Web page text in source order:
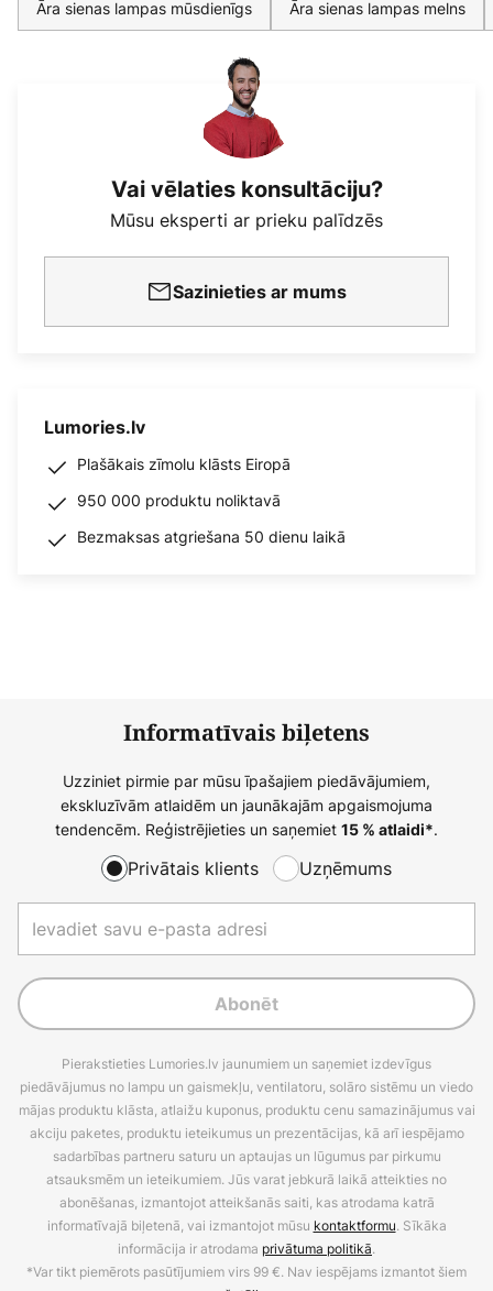
Āra sienas lampas mūsdienīgs Āra sienas lampas melns
Vai vēlaties konsultāciju?
Mūsu eksperti ar prieku palīdzēs
Sazinieties ar mums
Lumories.lv
Plašākais zīmolu klāsts Eiropā
950 000 produktu noliktavā
Bezmaksas atgriešana 50 dienu laikā
Informatīvais biļetens
Uzziniet pirmie par mūsu īpašajiem piedāvājumiem,
ekskluzīvām atlaidēm un jaunākajām apgaismojuma
tendencēm. Reģistrējieties un saņemiet 15 % atlaidi*.
Privātais klients Uzņēmums
Abonēt
Pierakstieties Lumories.lv jaunumiem un saņemiet izdevīgus
piedāvājumus no lampu un gaismekļu, ventilatoru, solāro sistēmu un viedo
mājas produktu klāsta, atlaižu kuponus, produktu cenu samazinājumus vai
akciju paketes, produktu ieteikumus un prezentācijas, kā arī iespējamo
sadarbības partneru saturu un aptaujas un lūgumus par pirkumu
atsauksmēm un ieteikumiem. Jūs varat jebkurā laikā atteikties no
abonēšanas, izmantojot atteikšanās saiti, kas atrodama katrā
informatīvajā biļetenā, vai izmantojot mūsu kontaktformu. Sīkāka
informācija ir atrodama privātuma politikā.
*Var tikt piemērots pasūtījumiem virs 99 €. Nav iespējams izmantot šiem